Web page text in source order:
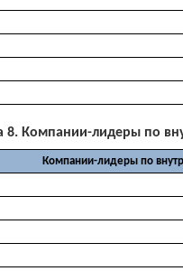
8. Компании-лидеры по
Компании-лидеры по